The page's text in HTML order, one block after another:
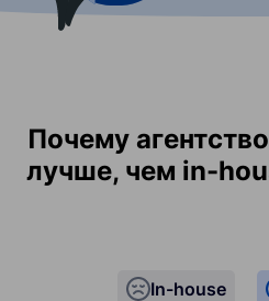
Почему
лучше, чем in-
In-house